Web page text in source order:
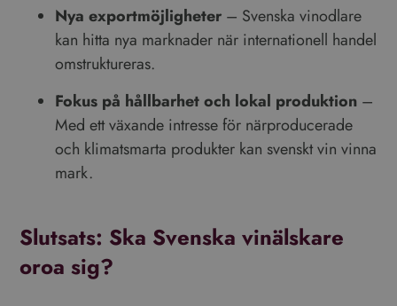
Nya exportmöjligheter – Svenska vinodlare
kan hitta nya marknader när internationell handel
omstruktureras.
Fokus på hållbarhet och lokal produktion –
Med ett växande intresse för närproducerade
och klimatsmarta produkter kan svenskt vin vinna
mark.
Slutsats: Ska Svenska vinälskare
oroa sig?